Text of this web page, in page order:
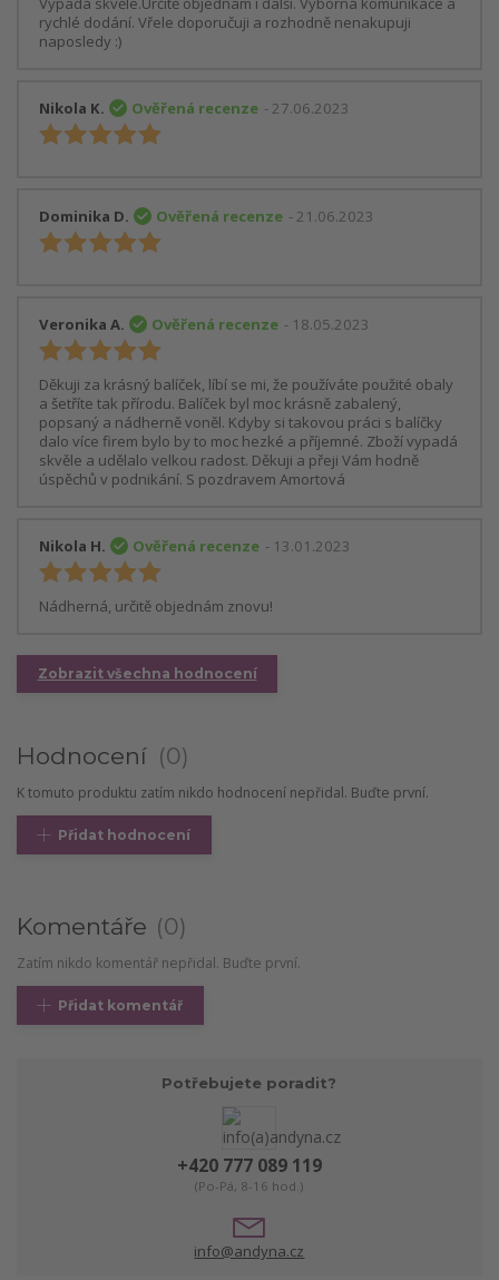
rychlé dodání. Vřele doporučuji a rozhodně nenakupuji
naposledy :)
Nikola K. Ověřená recenze - 27.06.2023
Dominika D. Ověřená recenze - 21.06.2023
Veronika A. Ověřená recenze - 18.05.2023
Děkuji za krásný balíček, líbí se mi, že používáte použité obaly
a šetříte tak přírodu. Balíček byl moc krásně zabalený,
popsaný a nádherně voněl. Kdyby si takovou práci s balíčky
dalo více firem bylo by to moc hezké a příjemné. Zboží vypadá
skvěle a udělalo velkou radost. Děkuji a přeji Vám hodně
úspěchů v podnikání. S pozdravem Amortová
Nikola H. Ověřená recenze - 13.01.2023
Nádherná, určitě objednám znovu!
Zobrazit všechna hodnocení
Hodnocení 0
K tomuto produktu zatím nikdo hodnocení nepřidal. Buďte první.
Přidat hodnocení
Komentáře 0
Zatím nikdo komentář nepřidal. Buďte první.
Přidat komentář
Potřebujete poradit?
+420 777 089 119
(Po-Pá, 8-16 hod.)
info@andyna.cz